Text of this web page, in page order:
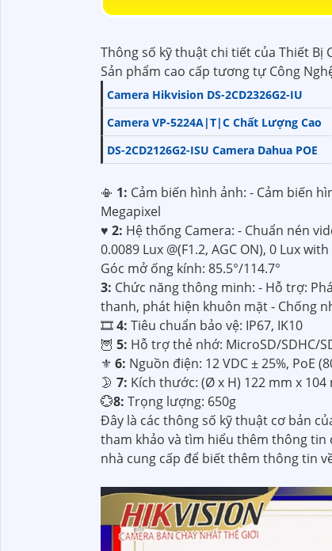
Thông số kỹ thuật chi tiết của Thiết Bị
Sản phẩm cao cấp tương tự Công
Camera Hikvision DS-2CD2326G2-IU
Camera VP-5224A|T|C Chất Lượng Cao
DS-2CD2126G2-ISU Camera Dahua POE
📳 1: Cảm biến hình ảnh: - Cảm biến
Megapixel
♥️ 2: Hệ thống Camera: - Chuẩn nén
0.0089 Lux @(F1.2, AGC ON), 0 Lux
Góc mở ống kính: 85.5°/114.7°
3: Chức năng thông minh: - Hỗ trợ:
thanh, phát hiện khuôn mặt - Chống
🎞4: Tiêu chuẩn bảo vệ: IP67, IK10
🦉 5: Hỗ trợ thẻ nhớ: MicroSD/SDHC/
⚜️ 6: Nguồn điện: 12 VDC ± 25%, PoE
🌛 7: Kích thước: (Ø x H) 122 mm x 104
💮8: Trọng lượng: 650g
Đây là các thông số kỹ thuật cơ bản
tham khảo và tìm hiểu thêm thông
nhà cung cấp để biết thêm thông tin